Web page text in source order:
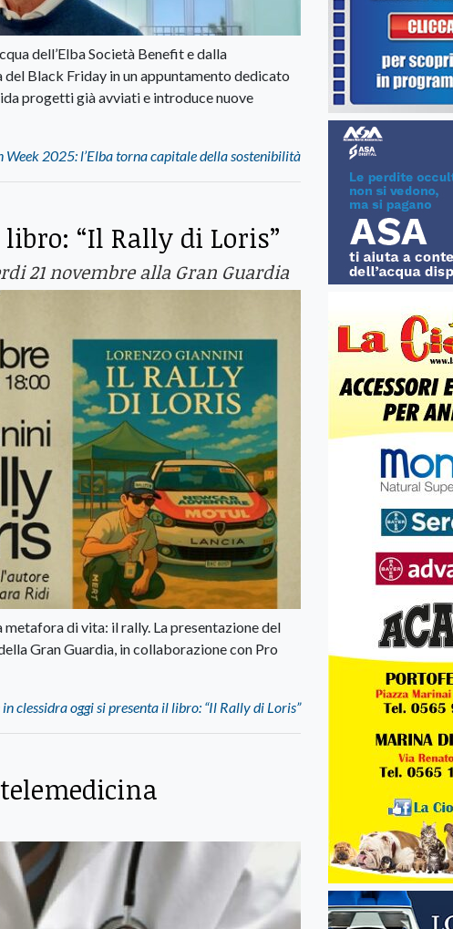
dell’Elba Società Benefit e dalla
del Black Friday in un appuntamento dedicato
progetti già avviati e introduce nuove
Week 2025: l’Elba torna capitale della sostenibilità
“Il Rally di Loris”
21 novembre alla Gran Guardia
di vita: il rally. La presentazione del
Gran Guardia, in collaborazione con Pro
clessidra oggi si presenta il libro: “Il Rally di Loris”